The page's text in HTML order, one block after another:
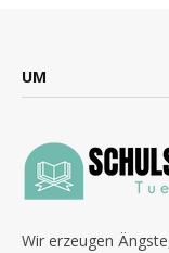
UM
Wir erzeugen